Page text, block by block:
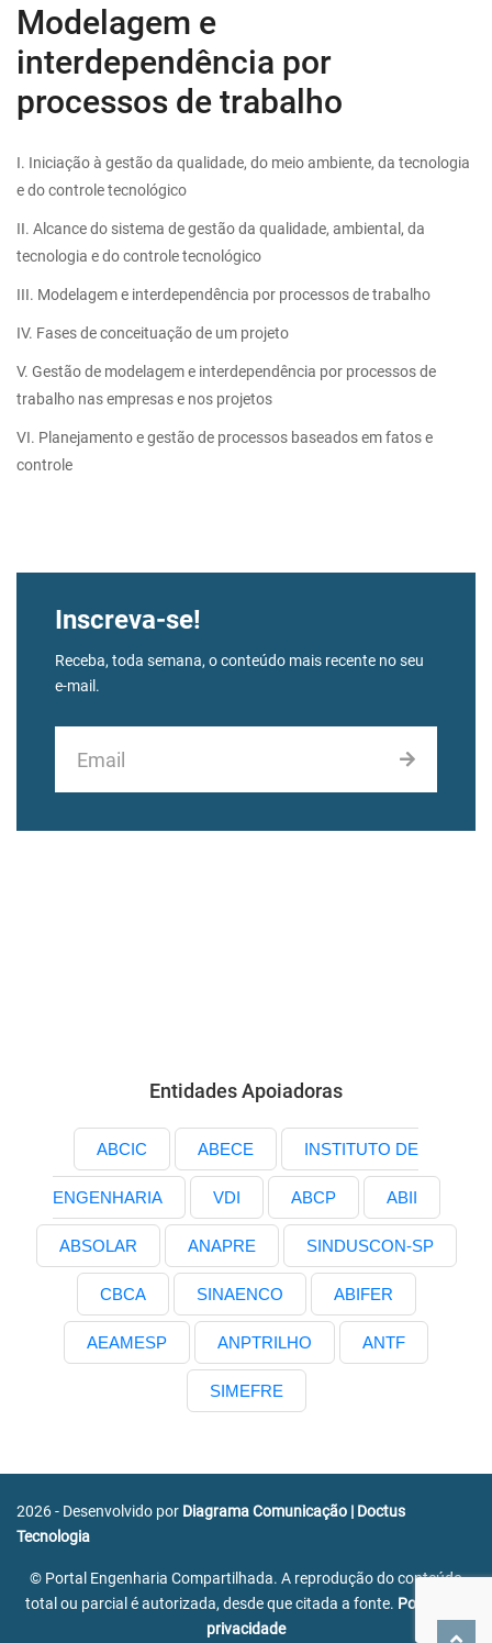
Modelagem e
interdependência por
processos de trabalho
I. Iniciação à gestão da qualidade, do meio ambiente, da tecnologia
e do controle tecnológico
II. Alcance do sistema de gestão da qualidade, ambiental, da
tecnologia e do controle tecnológico
III. Modelagem e interdependência por processos de trabalho
IV. Fases de conceituação de um projeto
V. Gestão de modelagem e interdependência por processos de
trabalho nas empresas e nos projetos
VI. Planejamento e gestão de processos baseados em fatos e
controle
Inscreva-se!
Receba, toda semana, o conteúdo mais recente no seu
e-mail.
Entidades Apoiadoras
ABCIC ABECE INSTITUTO DE
ENGENHARIA VDI ABCP ABII
ABSOLAR ANAPRE SINDUSCON-SP
CBCA SINAENCO ABIFER
AEAMESP ANPTRILHO ANTF
SIMEFRE
2026 - Desenvolvido por Diagrama Comunicação | Doctus
Tecnologia
© Portal Engenharia Compartilhada. A reprodução do conteúdo
total ou parcial é autorizada, desde que citada a fonte. Política de
privacidade